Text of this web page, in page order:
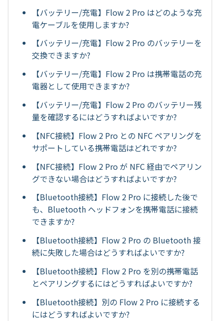
【バッテリー/充電】Flow 2 Pro はどのような充
電ケーブルを使用しますか?
【バッテリー/充電】Flow 2 Pro のバッテリーを
交換できますか?
【バッテリー/充電】Flow 2 Pro は携帯電話の充
電器として使用できますか?
【バッテリー/充電】Flow 2 Pro のバッテリー残
量を確認するにはどうすればよいですか?
【NFC接続】Flow 2 Pro との NFC ペアリングを
サポートしている携帯電話はどれですか?
【NFC接続】Flow 2 Pro が NFC 経由でペアリン
グできない場合はどうすればよいですか?
【Bluetooth接続】Flow 2 Pro に接続した後で
も、Bluetooth ヘッドフォンを携帯電話に接続
できますか?
【Bluetooth接続】Flow 2 Pro の Bluetooth 接
続に失敗した場合はどうすればよいですか?
【Bluetooth接続】Flow 2 Pro を別の携帯電話
とペアリングするにはどうすればよいですか?
【Bluetooth接続】別の Flow 2 Pro に接続する
にはどうすればよいですか?